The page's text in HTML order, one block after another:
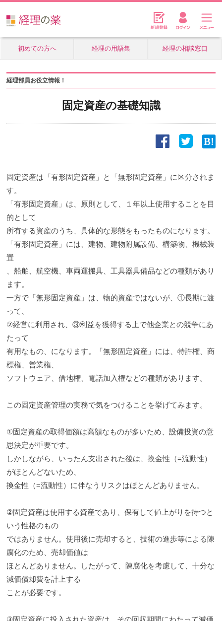
初めての方へ 経理の用語集 経理の相談窓口
経理部員お役立情報！
固定資産の基礎知識
固定資産は「有形固定資産」と「無形固定資産」に区分されま
す。
「有形固定資産」は、原則として、１年以上使用することを目
的として
所有する資産のうち、具体的な形態をもったものになります。
「有形固定資産」には、建物、建物附属設備、構築物、機械装
置
、船舶、航空機、車両運搬具、工具器具備品などの種類があり
ます。
一方で「無形固定資産」は、物的資産ではないが、①長期に渡
って、
②経営に利用され、③利益を獲得する上で他企業との競争にあ
たって
有用なもの、になります。「無形固定資産」には、特許権、商
標権、営業権、
ソフトウェア、借地権、電話加入権などの種類があります。
この固定資産管理の実務で気をつけることを挙げてみます。
①固定資産の取得価額は高額なものが多いため、設備投資の意
思決定が重要です。
しかしながら、いったん支出された後は、換金性（=流動性）
がほとんどないため、
換金性（=流動性）に伴なうリスクはほとんどありません。
②固定資産は使用する資産であり、保有して値上がりを待つと
いう性格のもの
ではありません。使用後に売却すると、技術の進歩等による陳
腐化のため、売却価値は
ほとんどありません。したがって、陳腐化を考慮して、十分な
減価償却費を計上する
ことが必要です。
③固定資産に投入された資産は、その回収期間にわたって減価